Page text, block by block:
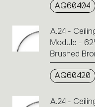
AQ60404
A.24 -
Module -
Brushed
AQ60420
A.24 -